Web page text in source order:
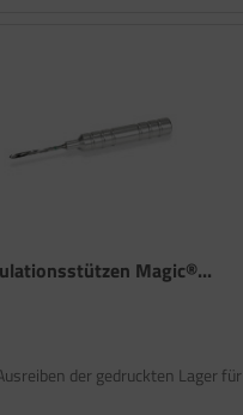
Magic®...
der gedruckten Lager für